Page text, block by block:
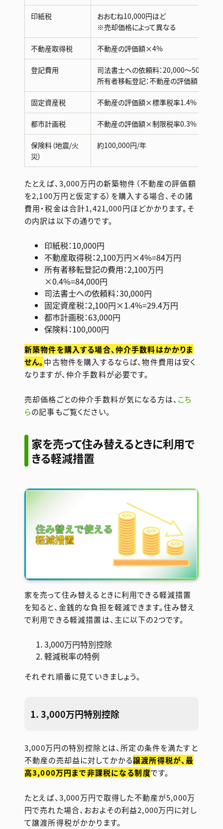
印紙税
おおむね10,000円ほど
※売却価格によって異なる
不動産取得税 不動産の評価額×4%
登記費用
司法書士への依頼料：20,000〜50,000円
所有者移転登記：不動産の評価額×0.4
固定資産税 不動産の評価額×標準税率1.4%
都市計画税 不動産の評価額×制限税率0.3%
保険料（地震/火
災）
約100,000円/年
たとえば、3,000万円の新築物件（不動産の評価額
を2,100万円と仮定する）を購入する場合、その諸
費用・税金は合計1,421,000円ほどかかります。そ
の内訳は以下の通りです。
印紙税：10,000円
不動産取得税：2,100万円×4%=84万円
所有者移転登記の費用：2,100万円
×0.4%=84,000円
司法書士への依頼料：30,000円
固定資産税：2,100円×1.4%=29.4万円
都市計画税：63,000円
保険料：100,000円
新築物件を購入する場合、仲介手数料はかかりま
せん。中古物件を購入するならば、物件費用は安く
なりますが、仲介手数料が必要です。
売却価格ごとの仲介手数料が気になる方は、 こち
らの記事もご覧ください。
家を売って住み替えるときに利用で
きる軽減措置
家を売って住み替えるときに利用できる軽減措置
を知ると、金銭的な負担を軽減できます。住み替え
で利用できる軽減措置は、主に以下の2つです。
3,000万円特別控除
軽減税率の特例
それぞれ順番に見ていきましょう。
1. 3,000万円特別控除
3,000万円の特別控除とは、所定の条件を満たすと
不動産の売却益に対してかかる譲渡所得税が、最
高3,000万円まで非課税になる制度です。
たとえば、3,000万円で取得した不動産が5,000万
円で売れた場合、おおよその利益2,000万円に対し
て譲渡所得税がかかります。